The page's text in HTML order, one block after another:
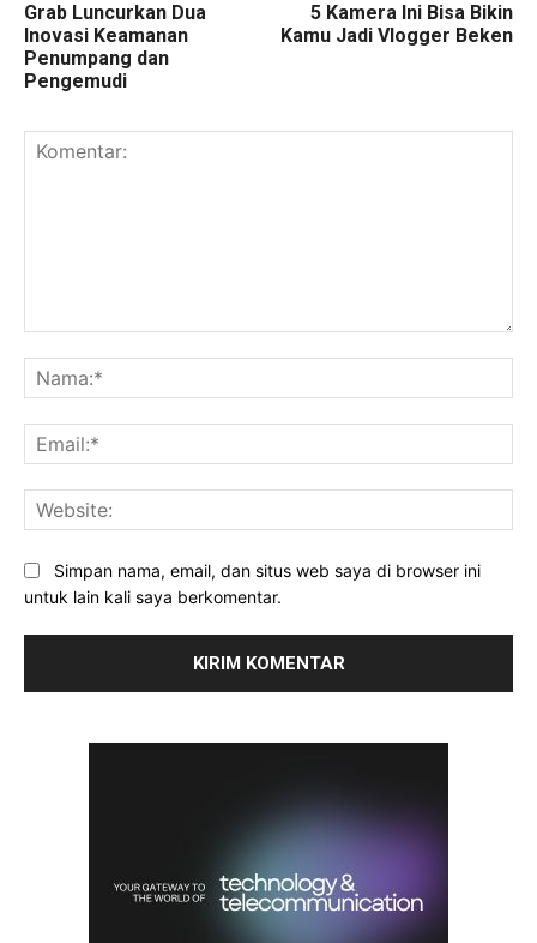
Grab Luncurkan Dua
Inovasi Keamanan
Penumpang dan
Pengemudi
5 Kamera Ini Bisa Bikin
Kamu Jadi Vlogger Beken
Simpan nama, email, dan situs web saya di browser ini
untuk lain kali saya berkomentar.